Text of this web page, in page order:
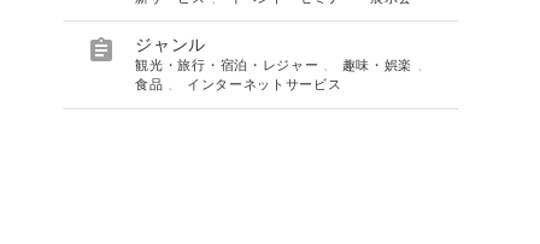
 ジャンル
観光・旅行・宿泊・レジャー 趣味・娯楽
食品
インターネットサービス